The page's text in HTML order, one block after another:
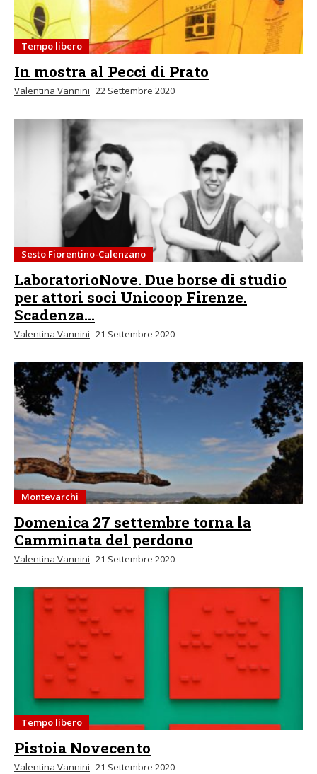
Tempo libero
In mostra al Pecci di Prato
Valentina Vannini 22 Settembre 2020
Sesto Fiorentino-Calenzano
LaboratorioNove. Due borse di studio
per attori soci Unicoop Firenze.
Scadenza...
Valentina Vannini 21 Settembre 2020
Montevarchi
Domenica 27 settembre torna la
Camminata del perdono
Valentina Vannini 21 Settembre 2020
Tempo libero
Pistoia Novecento
Valentina Vannini 21 Settembre 2020